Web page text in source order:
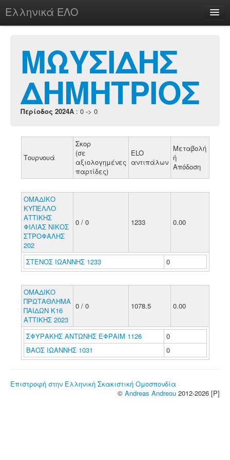
Ελληνικά ΕΛΟ
chesstu.be @ discord
Login
ΜΩΥΣΙΔΗΣ
ΔΗΜΗΤΡΙΟΣ
Περίοδος 2024A : 0 -> 0
Τουρνουά
Σκορ
(σε
αξιολογημένες
παρτίδες)
ELO
αντιπάλων
Μεταβολή
ή
Απόδοση
ΟΜΑΔΙΚΟ
ΚΥΠΕΛΛΟ
ΑΤΤΙΚΗΣ
ΦΙΛΙΑΣ ΝΙΚΟΣ
ΣΤΡΟΦΑΛΗΣ
202
0 / 0 1233 0.00
ΣΤΕΝΟΣ ΙΩΑΝΝΗΣ 1233 0
ΟΜΑΔΙΚΟ
ΠΡΩΤΑΘΛΗΜΑ
ΠΑΙΔΩΝ Κ16
ΑΤΤΙΚΗΣ 2023
0 / 0 1078.5 0.00
ΣΦΥΡΑΚΗΣ ΑΝΤΩΝΗΣ ΕΦΡΑΙΜ 1126
0
ΒΑΟΣ ΙΩΑΝΝΗΣ 1031
0
Επιστροφή στην Ελληνική Σκακιστική Ομοσπονδία
© Andreas Andreou 2012-2026 [P]